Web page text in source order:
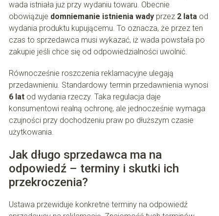
wada istniała już przy wydaniu towaru. Obecnie
obowiązuje domniemanie istnienia wadyprzez 2 lataod
wydania produktu kupującemu. To oznacza, że przez ten
czas to sprzedawca musi wykazać, iż wada powstała po
zakupie jeśli chce się od odpowiedzialności uwolnić.
Równocześnie roszczenia reklamacyjne ulegają
przedawnieniu. Standardowy termin przedawnienia wynosi
6 latod wydania rzeczy. Taka regulacja daje
konsumentowi realną ochronę, ale jednocześnie wymaga
czujności przy dochodzeniu praw po dłuższym czasie
użytkowania.
Jak długo sprzedawca ma na
odpowiedź – terminy i skutki ich
przekroczenia?
Ustawa przewiduje konkretne terminy na odpowiedź